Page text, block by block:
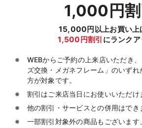
1,000円割
15,000円以上お買い上
1,500円割引 にランクア
WEBからご予約の上来店いただき
ズ交換・メガネフレーム」のいず
方が対象です。
割引はご来店当日にお使いいただけ
他の割引・サービスとの併用はでき
一部割引対象外の商品もございま